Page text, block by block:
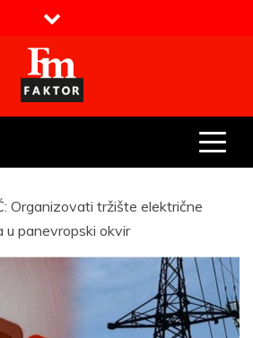
Organizovati tržište električne
u panevropski okvir